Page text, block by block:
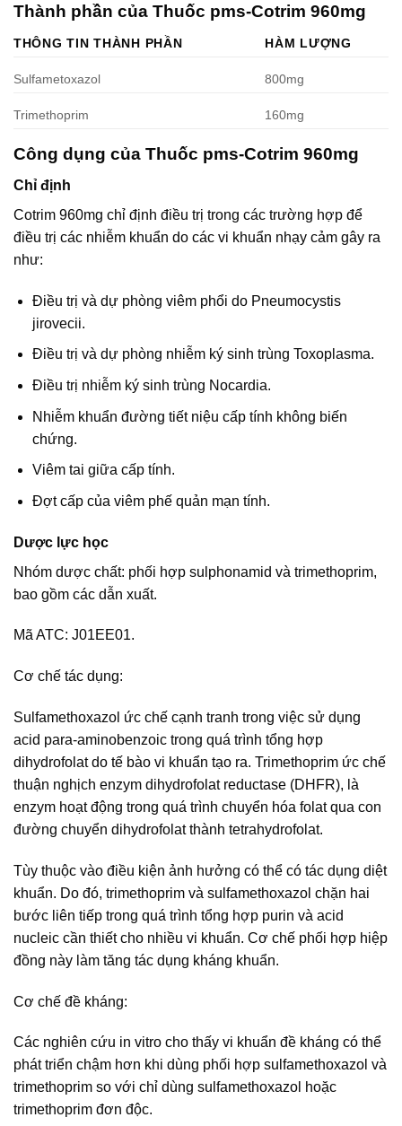
Thành phần của Thuốc pms-Cotrim 960mg
THÔNG TIN THÀNH PHẦN HÀM LƯỢNG
Sulfametoxazol 800mg
Trimethoprim 160mg
Công dụng của Thuốc pms-Cotrim 960mg
Chỉ định
Cotrim 960mg chỉ định điều trị trong các trường hợp để
điều trị các nhiễm khuẩn do các vi khuẩn nhạy cảm gây ra
như:
Điều trị và dự phòng viêm phổi do Pneumocystis
jirovecii.
Điều trị và dự phòng nhiễm ký sinh trùng Toxoplasma.
Điều trị nhiễm ký sinh trùng Nocardia.
Nhiễm khuẩn đường tiết niệu cấp tính không biến
chứng.
Viêm tai giữa cấp tính.
Đợt cấp của viêm phế quản mạn tính.
Dược lực học
Nhóm dược chất: phối hợp sulphonamid và trimethoprim,
bao gồm các dẫn xuất.
Mã ATC: J01EE01.
Cơ chế tác dụng:
Sulfamethoxazol ức chế cạnh tranh trong việc sử dụng
acid para-aminobenzoic trong quá trình tổng hợp
dihydrofolat do tế bào vi khuẩn tạo ra. Trimethoprim ức chế
thuận nghịch enzym dihydrofolat reductase (DHFR), là
enzym hoạt động trong quá trình chuyển hóa folat qua con
đường chuyển dihydrofolat thành tetrahydrofolat.
Tùy thuộc vào điều kiện ảnh hưởng có thể có tác dụng diệt
khuẩn. Do đó, trimethoprim và sulfamethoxazol chặn hai
bước liên tiếp trong quá trình tổng hợp purin và acid
nucleic cần thiết cho nhiều vi khuẩn. Cơ chế phối hợp hiệp
đồng này làm tăng tác dụng kháng khuẩn.
Cơ chế đề kháng:
Các nghiên cứu in vitro cho thấy vi khuẩn đề kháng có thể
phát triển chậm hơn khi dùng phối hợp sulfamethoxazol và
trimethoprim so với chỉ dùng sulfamethoxazol hoặc
trimethoprim đơn độc.